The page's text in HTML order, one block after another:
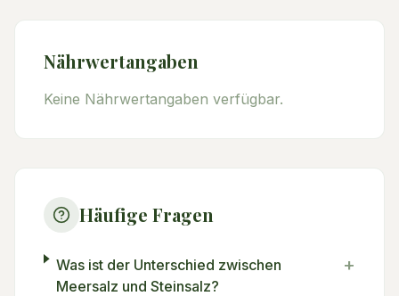
Nährwertangaben
Keine Nährwertangaben verfügbar.
Häufige Fragen
Was ist der Unterschied zwischen
Meersalz und Steinsalz?
+